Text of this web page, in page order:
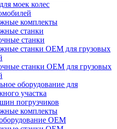
моек колеc
комплекты
станки
станки
станки ОЕМ для грузовых
станки ОЕМ для грузовых
оборудование для
участка
погрузчиков
комплекты
ОЕМ